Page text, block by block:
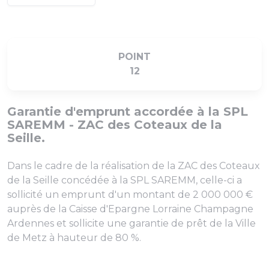
POINT
12
Garantie d'emprunt accordée à la SPL
SAREMM - ZAC des Coteaux de la
Seille.
Dans le cadre de la réalisation de la ZAC des Coteaux
de la Seille concédée à la SPL SAREMM, celle-ci a
sollicité un emprunt d'un montant de 2 000 000 €
auprès de la Caisse d'Epargne Lorraine Champagne
Ardennes et sollicite une garantie de prêt de la Ville
de Metz à hauteur de 80 %.